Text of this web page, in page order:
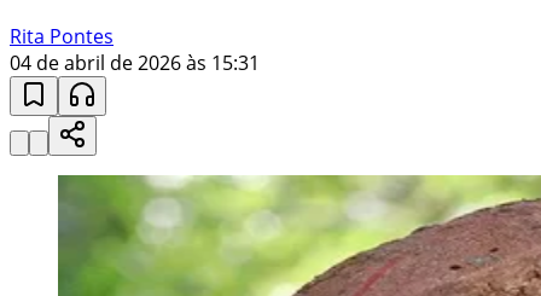
Rita Pontes
04 de abril de 2026 às 15:31